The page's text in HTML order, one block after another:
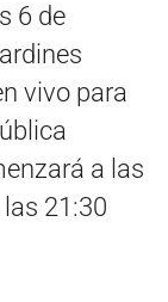
6 de
vivo para
a las
21:30